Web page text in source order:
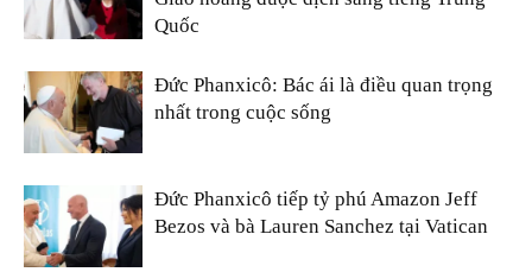
Quốc
Đức Phanxicô: Bác ái là điều quan trọng
nhất trong cuộc sống
Đức Phanxicô tiếp tỷ phú Amazon Jeff
Bezos và bà Lauren Sanchez tại Vatican